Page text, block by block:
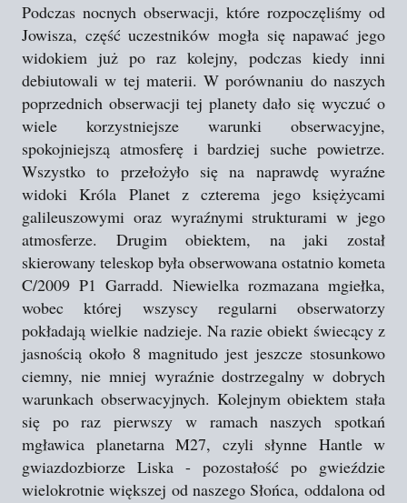
Podczas nocnych obserwacji, które rozpoczęliśmy od
Jowisza, część uczestników mogła się napawać jego
widokiem już po raz kolejny, podczas kiedy inni
debiutowali w tej materii. W porównaniu do naszych
poprzednich obserwacji tej planety dało się wyczuć o
wiele korzystniejsze warunki obserwacyjne,
spokojniejszą atmosferę i bardziej suche powietrze.
Wszystko to przełożyło się na naprawdę wyraźne
widoki Króla Planet z czterema jego księżycami
galileuszowymi oraz wyraźnymi strukturami w jego
atmosferze. Drugim obiektem, na jaki został
skierowany teleskop była obserwowana ostatnio kometa
C/2009 P1 Garradd. Niewielka rozmazana mgiełka,
wobec której wszyscy regularni obserwatorzy
pokładają wielkie nadzieje. Na razie obiekt świecący z
jasnością około 8 magnitudo jest jeszcze stosunkowo
ciemny, nie mniej wyraźnie dostrzegalny w dobrych
warunkach obserwacyjnych. Kolejnym obiektem stała
się po raz pierwszy w ramach naszych spotkań
mgławica planetarna M27, czyli słynne Hantle w
gwiazdozbiorze Liska - pozostałość po gwieździe
wielokrotnie większej od naszego Słońca, oddalona od